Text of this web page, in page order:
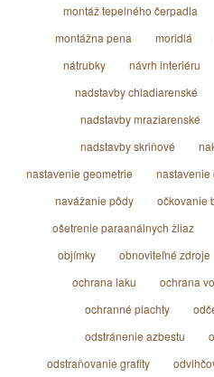
montáž tepelného čerpadla
montážna pena
moridlá
nátrubky
návrh interiéru
nadstavby chladiarenské
nadstavby mraziarenské
nadstavby skriňové
nastavenie geometrie
nastavenie
navážanie pôdy
očkovanie
ošetrenie paraanálnych žliaz
objímky
obnoviteľné zdroje
ochrana laku
ochrana
ochranné plachty
odstránenie azbestu
odstraňovanie grafity